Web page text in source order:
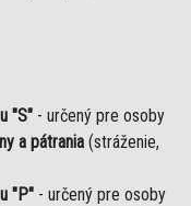
"S" - určený pre osoby
a pátrania (stráženie,
"P" - určený pre osoby